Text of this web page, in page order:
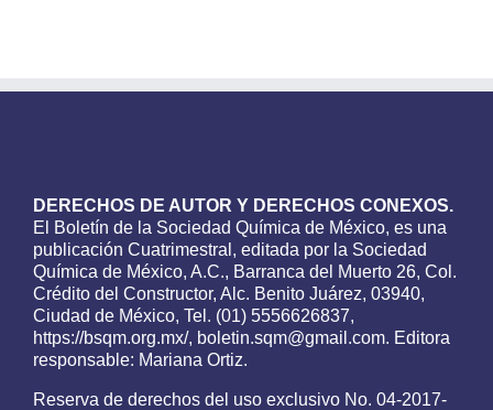
DERECHOS DE AUTOR Y DERECHOS CONEXOS.
El Boletín de la Sociedad Química de México, es una
publicación Cuatrimestral, editada por la Sociedad
Química de México, A.C., Barranca del Muerto 26, Col.
Crédito del Constructor, Alc. Benito Juárez, 03940,
Ciudad de México, Tel. (01) 5556626837,
https://bsqm.org.mx/, boletin.sqm@gmail.com. Editora
responsable: Mariana Ortiz.
Reserva de derechos del uso exclusivo No. 04-2017-